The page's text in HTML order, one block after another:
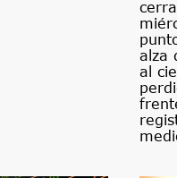
alza
al